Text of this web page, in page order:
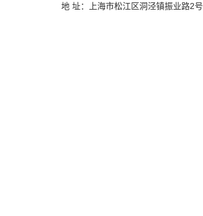
地 址：上海市松江区洞泾镇振业路2号